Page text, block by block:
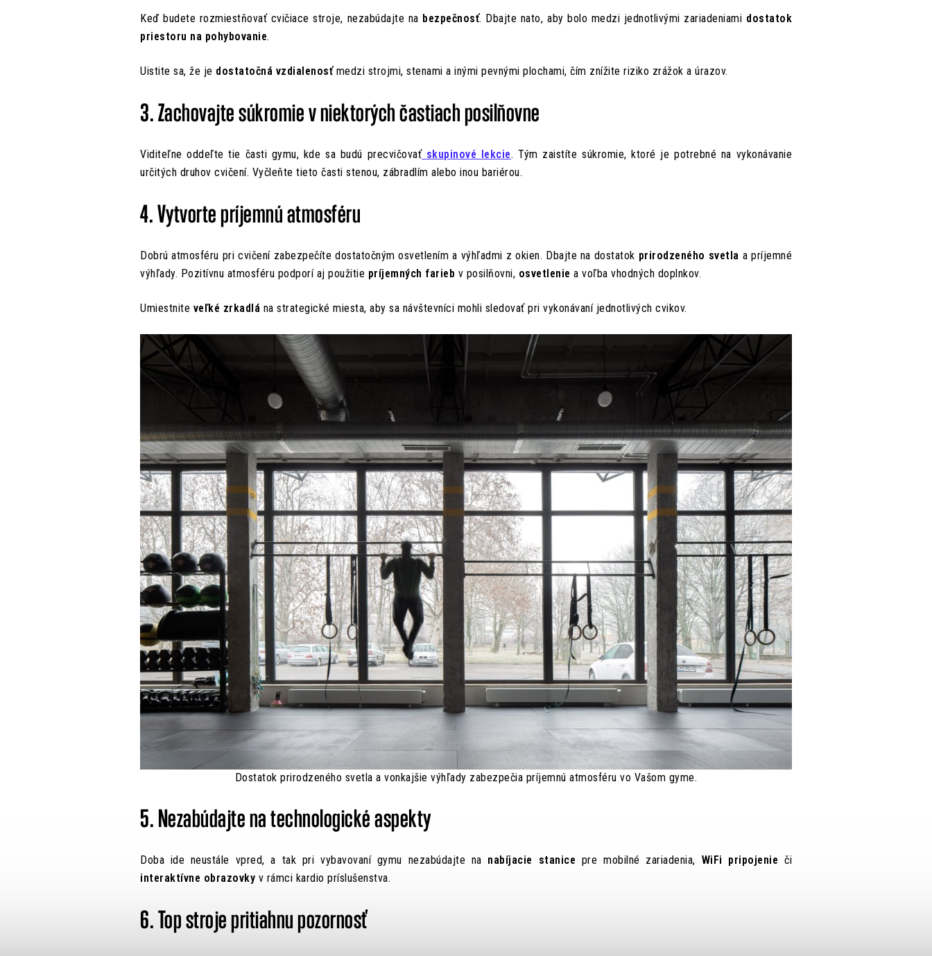
Keď budete rozmiestňovať cvičiace stroje, nezabúdajte na bezpečnosť. Dbajte nato, aby bolo medzi jednotlivými zariadeniami dostatok
priestoru na pohybovanie.
Uistite sa, že je dostatočná vzdialenosťmedzi strojmi, stenami a inými pevnými plochami, čím znížite riziko zrážok a úrazov.
3. Zachovajte súkromie v niektorých častiach posilňovne
Viditeľne oddeľte tie časti gymu, kde sa budú precvičovaťskupinové lekcie. Tým zaistíte súkromie, ktoré je potrebné na vykonávanie
určitých druhov cvičení. Vyčleňte tieto časti stenou, zábradlím alebo inou bariérou.
4. Vytvorte príjemnú atmosféru
Dobrú atmosféru pri cvičení zabezpečíte dostatočným osvetlením a výhľadmi z okien. Dbajte na dostatok prirodzeného svetla a príjemné
výhľady. Pozitívnu atmosféru podporí aj použitie príjemných farieb v posilňovni, osvetlenie a voľba vhodných doplnkov.
Umiestnite veľké zrkadlá na strategické miesta, aby sa návštevníci mohli sledovať pri vykonávaní jednotlivých cvikov.
Dostatok prirodzeného svetla a vonkajšie výhľady zabezpečia príjemnú atmosféru vo Vašom gyme.
5. Nezabúdajte na technologické aspekty
Doba ide neustále vpred, a tak pri vybavovaní gymu nezabúdajte na nabíjacie stanice pre mobilné zariadenia, WiFi pripojenie či
interaktívne obrazovky v rámci kardio príslušenstva.
6. Top stroje pritiahnu pozornosť